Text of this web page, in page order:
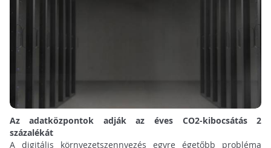
Az adatközpontok adják az éves CO2-kibocsátás 2
százalékát
A digitális környezetszennyezés egyre égetőbb probléma